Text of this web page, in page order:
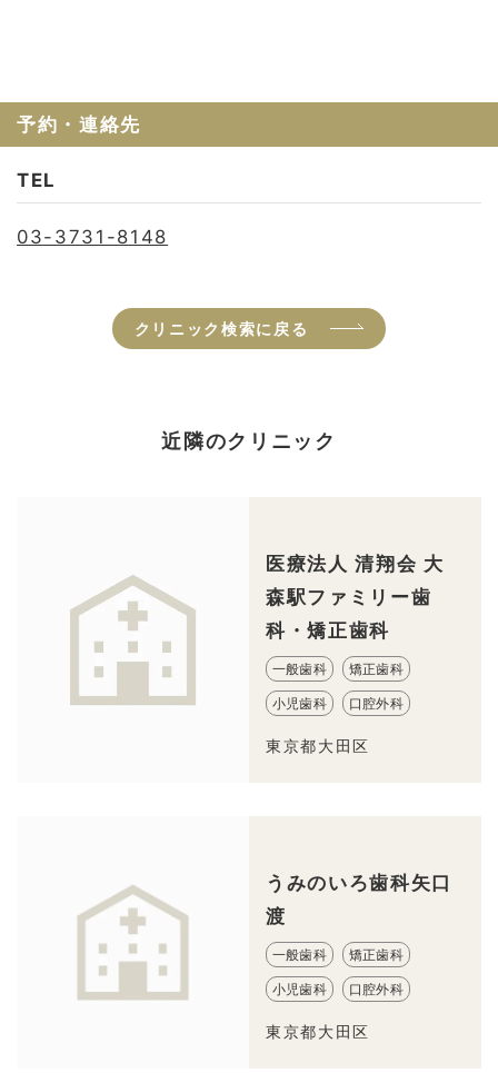
予約・連絡先
TEL
03-3731-8148
クリニック検索に戻る
近隣のクリニック
医療法人 清翔会 大
森駅ファミリー歯
科・矯正歯科
一般歯科 矯正歯科
小児歯科 口腔外科
東京都大田区
うみのいろ歯科矢口
渡
一般歯科 矯正歯科
小児歯科 口腔外科
東京都大田区